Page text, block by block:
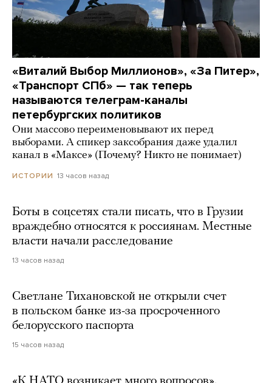
«Виталий Выбор Миллионов», «За Питер»,
«Транспорт СПб» — так теперь
называются телеграм-каналы
петербургских политиков
Они массово переименовывают их перед
выборами. А спикер заксобрания даже удалил
канал в «Максе» (Почему? Никто не понимает)
ИСТОРИИ 13 часов назад
Боты в соцсетях стали писать, что в Грузии
враждебно относятся к россиянам. Местные
власти начали расследование
13 часов назад
Светлане Тихановской не открыли счет
в польском банке из-за просроченного
белорусского паспорта
15 часов назад